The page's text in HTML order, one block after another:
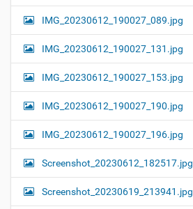
IMG_20230612_190027_089.jpg
IMG_20230612_190027_131.jpg
IMG_20230612_190027_153.jpg
IMG_20230612_190027_190.jpg
IMG_20230612_190027_196.jpg
Screenshot_20230612_182517.jpg
Screenshot_20230619_213941.jpg